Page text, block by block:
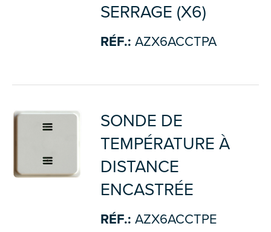
SERRAGE (X6)
RÉF.: AZX6ACCTPA
SONDE DE
TEMPÉRATURE À
DISTANCE
ENCASTRÉE
RÉF.: AZX6ACCTPE